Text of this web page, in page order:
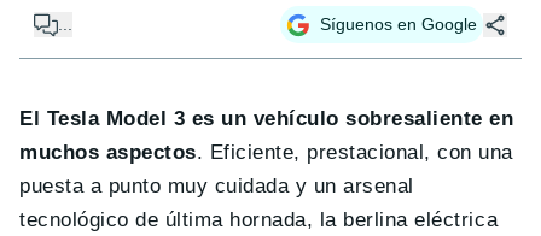
... Síguenos en Google
El Tesla Model 3 es un vehículo sobresaliente en
muchos aspectos. Eficiente, prestacional, con una
puesta a punto muy cuidada y un arsenal
tecnológico de última hornada, la berlina eléctrica